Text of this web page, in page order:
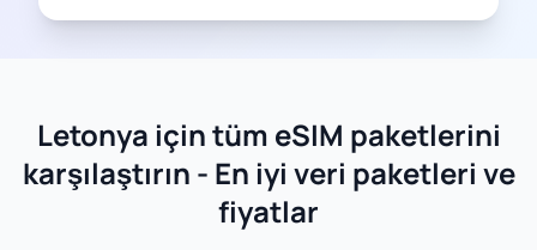
Letonya için tüm eSIM paketlerini
karşılaştırın - En iyi veri paketleri ve
fiyatlar